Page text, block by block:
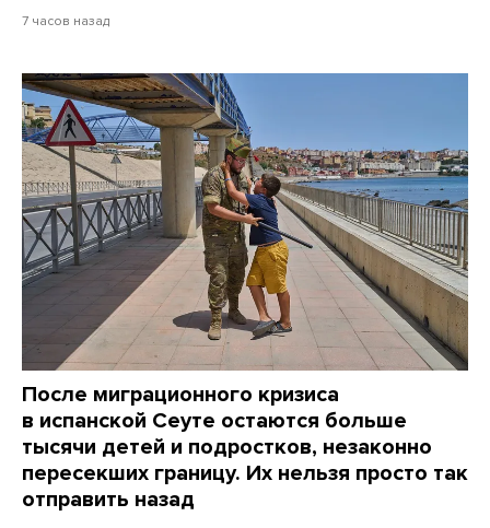
7 часов назад
После миграционного кризиса
в испанской Сеуте остаются больше
тысячи детей и подростков, незаконно
пересекших границу. Их нельзя просто так
отправить назад